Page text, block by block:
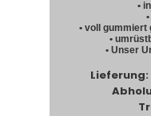
•
• voll gummiert
•
• Unser
Lieferung: